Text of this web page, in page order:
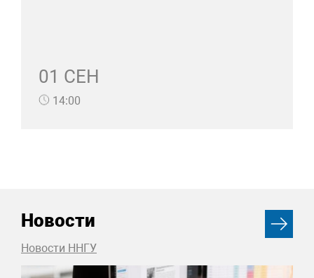
01 СЕН
14:00
Новости
Новости ННГУ